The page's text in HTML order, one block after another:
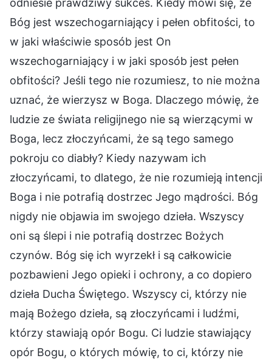
Bóg jest wszechogarniający i pełen obfitości, to
w jaki właściwie sposób jest On
wszechogarniający i w jaki sposób jest pełen
obfitości? Jeśli tego nie rozumiesz, to nie można
uznać, że wierzysz w Boga. Dlaczego mówię, że
ludzie ze świata religijnego nie są wierzącymi w
Boga, lecz złoczyńcami, że są tego samego
pokroju co diabły? Kiedy nazywam ich
złoczyńcami, to dlatego, że nie rozumieją intencji
Boga i nie potrafią dostrzec Jego mądrości. Bóg
nigdy nie objawia im swojego dzieła. Wszyscy
oni są ślepi i nie potrafią dostrzec Bożych
czynów. Bóg się ich wyrzekł i są całkowicie
pozbawieni Jego opieki i ochrony, a co dopiero
dzieła Ducha Świętego. Wszyscy ci, którzy nie
mają Bożego dzieła, są złoczyńcami i ludźmi,
którzy stawiają opór Bogu. Ci ludzie stawiający
opór Bogu, o których mówię, to ci, którzy nie